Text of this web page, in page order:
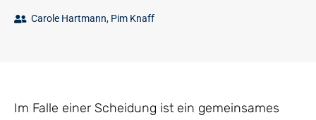
Carole Hartmann, Pim Knaff
Im Falle einer Scheidung ist ein gemeinsames